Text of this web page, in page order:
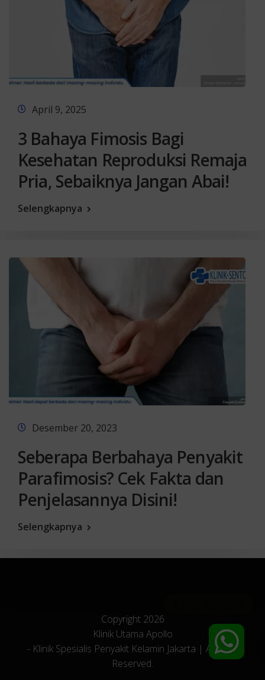
April 9, 2025
3 Bahaya Fimosis Bagi
Kesehatan Reproduksi Remaja
Pria, Sebaiknya Jangan Abai!
Selengkapnya
Desember 20, 2023
Seberapa Berbahaya Penyakit
Parafimosis? Cek Fakta dan
Penjelasannya Disini!
Selengkapnya
Copyright 2026
Klinik Utama Apollo
- Klinik Spesialis Penyakit Kelamin Jakarta | All Right
Reserved.